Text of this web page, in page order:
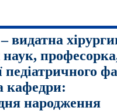
видатна
педіатричного
кафедри:
народження